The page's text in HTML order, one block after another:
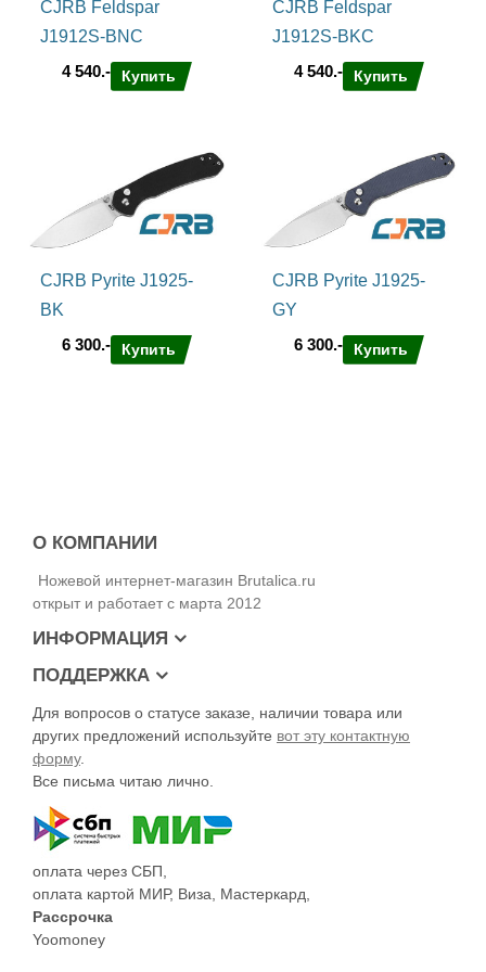
CJRB Feldspar
J1912S-BNC
4 540.-
Купить
CJRB Feldspar
J1912S-BKC
4 540.-
Купить
CJRB Pyrite J1925-
BK
6 300.-
Купить
CJRB Pyrite J1925-
GY
6 300.-
Купить
О КОМПАНИИ
Ножевой интернет-магазин Brutalica.ru
открыт и работает с марта 2012
ИНФОРМАЦИЯ
ПОДДЕРЖКА
Для вопросов о статусе заказе, наличии товара или
других предложений используйте вот эту контактную
форму.
Все письма читаю лично.
оплата через СБП,
оплата картой МИР, Виза, Мастеркард,
Рассрочка
Yoomoney